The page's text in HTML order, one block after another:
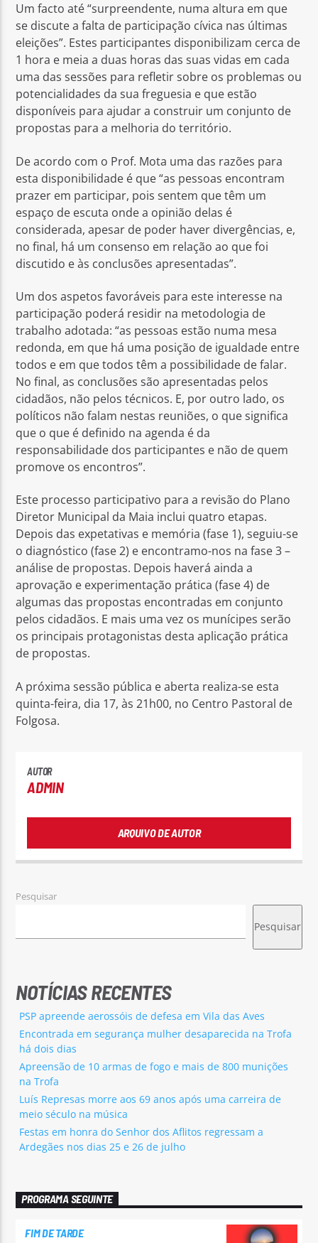
Um facto até “surpreendente, numa altura em que
se discute a falta de participação cívica nas últimas
eleições”. Estes participantes disponibilizam cerca de
1 hora e meia a duas horas das suas vidas em cada
uma das sessões para refletir sobre os problemas ou
potencialidades da sua freguesia e que estão
disponíveis para ajudar a construir um conjunto de
propostas para a melhoria do território.
De acordo com o Prof. Mota uma das razões para
esta disponibilidade é que “as pessoas encontram
prazer em participar, pois sentem que têm um
espaço de escuta onde a opinião delas é
considerada, apesar de poder haver divergências, e,
no final, há um consenso em relação ao que foi
discutido e às conclusões apresentadas”.
Um dos aspetos favoráveis para este interesse na
participação poderá residir na metodologia de
trabalho adotada: “as pessoas estão numa mesa
redonda, em que há uma posição de igualdade entre
todos e em que todos têm a possibilidade de falar.
No final, as conclusões são apresentadas pelos
cidadãos, não pelos técnicos. E, por outro lado, os
políticos não falam nestas reuniões, o que significa
que o que é definido na agenda é da
responsabilidade dos participantes e não de quem
promove os encontros”.
Este processo participativo para a revisão do Plano
Diretor Municipal da Maia inclui quatro etapas.
Depois das expetativas e memória (fase 1), seguiu-se
o diagnóstico (fase 2) e encontramo-nos na fase 3 –
análise de propostas. Depois haverá ainda a
aprovação e experimentação prática (fase 4) de
algumas das propostas encontradas em conjunto
pelos cidadãos. E mais uma vez os munícipes serão
os principais protagonistas desta aplicação prática
de propostas.
A próxima sessão pública e aberta realiza-se esta
quinta-feira, dia 17, às 21h00, no Centro Pastoral de
Folgosa.
AUTOR
ADMIN
ARQUIVO DE AUTOR
Pesquisar
Pesquisar
NOTÍCIAS RECENTES
PSP apreende aerossóis de defesa em Vila das Aves
Encontrada em segurança mulher desaparecida na Trofa
há dois dias
Apreensão de 10 armas de fogo e mais de 800 munições
na Trofa
Luís Represas morre aos 69 anos após uma carreira de
meio século na música
Festas em honra do Senhor dos Aflitos regressam a
Ardegães nos dias 25 e 26 de julho
PROGRAMA SEGUINTE
FIM DE TARDE